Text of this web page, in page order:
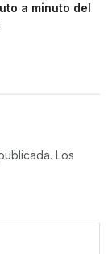
a minuto del
Los